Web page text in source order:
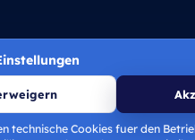
technische Cookies fuer den